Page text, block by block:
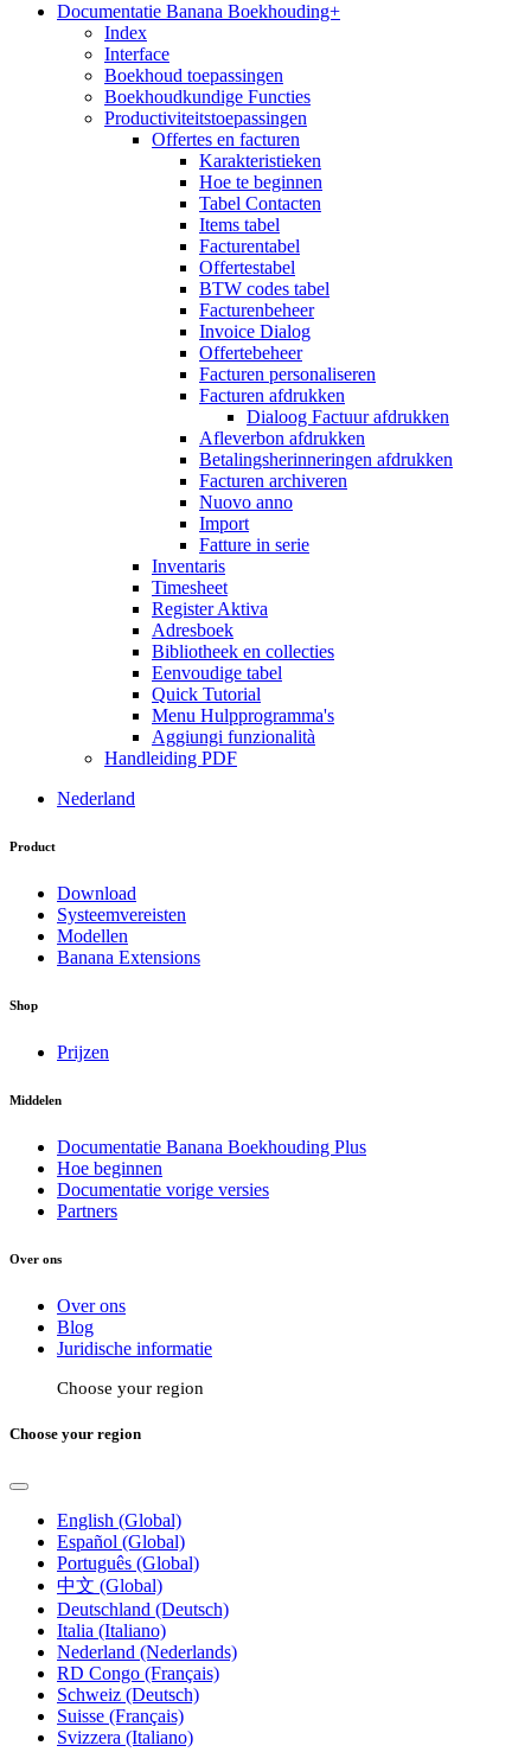
Documentatie Banana Boekhouding+
Index
Interface
Boekhoud toepassingen
Boekhoudkundige Functies
Productiviteitstoepassingen
Offertes en facturen
Karakteristieken
Hoe te beginnen
Tabel Contacten
Items tabel
Facturentabel
Offertestabel
BTW codes tabel
Facturenbeheer
Invoice Dialog
Offertebeheer
Facturen personaliseren
Facturen afdrukken
Dialoog Factuur afdrukken
Afleverbon afdrukken
Betalingsherinneringen afdrukken
Facturen archiveren
Nuovo anno
Import
Fatture in serie
Inventaris
Timesheet
Register Aktiva
Adresboek
Bibliotheek en collecties
Eenvoudige tabel
Quick Tutorial
Menu Hulpprogramma's
Aggiungi funzionalità
Handleiding PDF
Nederland
Product
Download
Systeemvereisten
Modellen
Banana Extensions
Shop
Prijzen
Middelen
Documentatie Banana Boekhouding Plus
Hoe beginnen
Documentatie vorige versies
Partners
Over ons
Over ons
Blog
Juridische informatie
Choose your region
Choose your region
English (Global)
Español (Global)
Português (Global)
中文 (Global)
Deutschland (Deutsch)
Italia (Italiano)
Nederland (Nederlands)
RD Congo (Français)
Schweiz (Deutsch)
Suisse (Français)
Svizzera (Italiano)